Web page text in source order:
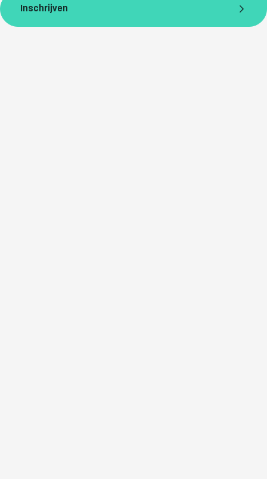
Inschrijven